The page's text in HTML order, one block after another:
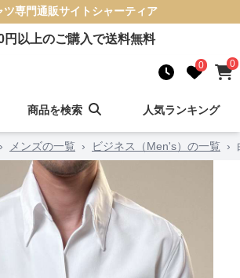
ツ専門通販サイト シャーティア
円以上のご購入で送料無料
0 0
商品を検索 人気ランキング
› メンズの一覧 › ビジネス（Men's）の一覧 ›